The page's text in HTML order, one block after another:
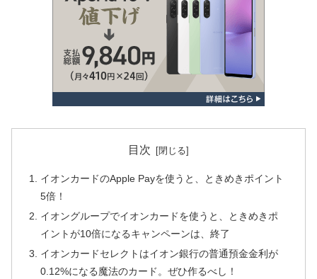
目次
イオンカードのApple Payを使うと、ときめきポイント
5倍！
イオングループでイオンカードを使うと、ときめきポ
イントが10倍になるキャンペーンは、終了
イオンカードセレクトはイオン銀行の普通預金金利が
0.12%になる魔法のカード。ぜひ作るべし！